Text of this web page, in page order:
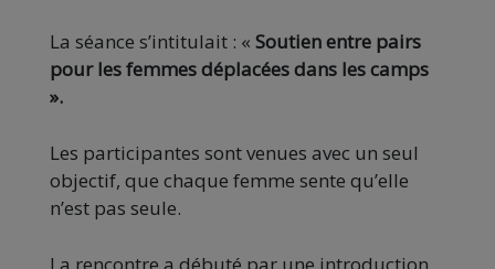
La séance s’intitulait : « Soutien entre pairs
pour les femmes déplacées dans les camps
».
Les participantes sont venues avec un seul
objectif, que chaque femme sente qu’elle
n’est pas seule.